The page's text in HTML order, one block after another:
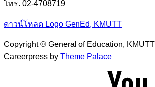
โทร. 02-4708719
ดาวน์โหลด Logo GenEd, KMUTT
Copyright © General of Education, KMUTT |
Careerpress by Theme Palace